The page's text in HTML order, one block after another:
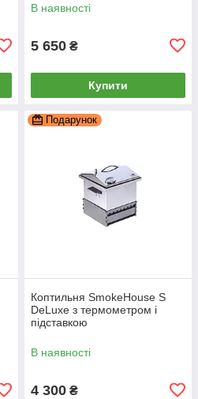
В наявності
5 650 ₴
Купити
Подарунок
Коптильня SmokeHouse S
DeLuxe з термометром і
підставкою
В наявності
4 300 ₴